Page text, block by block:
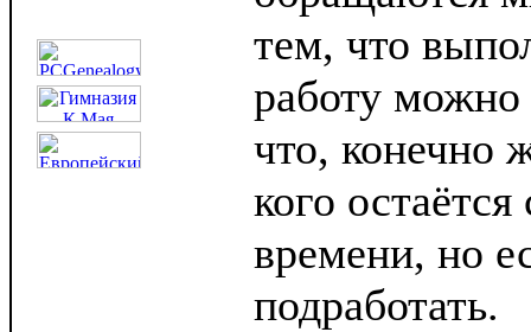
тем, что
работу можно
что, конечно
кого
времени, но
подработать.